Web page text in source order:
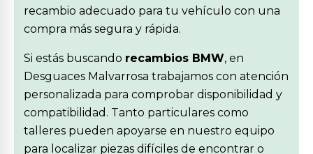
recambio adecuado para tu vehículo con una
compra más segura y rápida.
Si estás buscando recambios BMW, en
Desguaces Malvarrosa trabajamos con atención
personalizada para comprobar disponibilidad y
compatibilidad. Tanto particulares como
talleres pueden apoyarse en nuestro equipo
para localizar piezas difíciles de encontrar o